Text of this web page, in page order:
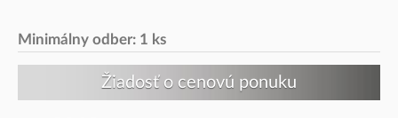
Minimálny odber: 1 ks